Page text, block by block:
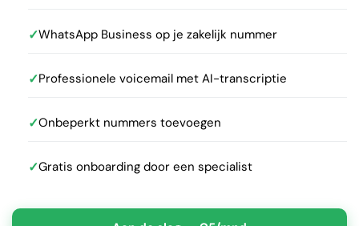
✓WhatsApp Business op je zakelijk nummer
✓Professionele voicemail met AI-transcriptie
✓Onbeperkt nummers toevoegen
✓Gratis onboarding door een specialist